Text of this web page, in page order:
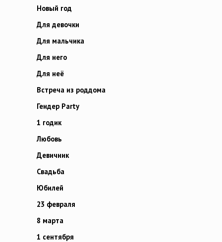
Новый год
Для девочки
Для мальчика
Для него
Для неё
Встреча из роддома
Гендер Party
1 годик
Любовь
Девичник
Свадьба
Юбилей
23 февраля
8 марта
1 сентября